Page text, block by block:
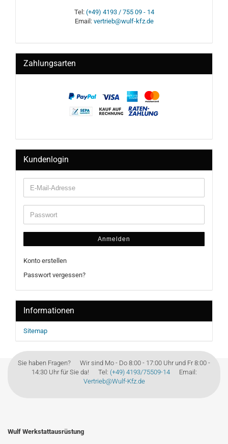
Tel: (+49) 4193 / 755 09 - 14
Email: vertrieb@wulf-kfz.de
Zahlungsarten
Kundenlogin
Anmelden
Konto erstellen
Passwort vergessen?
Informationen
Sitemap
Sie haben Fragen? Wir sind Mo - Do 8:00 - 17:00 Uhr und Fr 8:00 -
14:30 Uhr für Sie da! Tel: (+49) 4193/75509-14Email:
Vertrieb@Wulf-Kfz.de
Wulf Werkstattausrüstung